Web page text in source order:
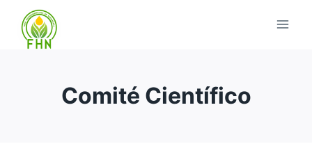
Comité Científico